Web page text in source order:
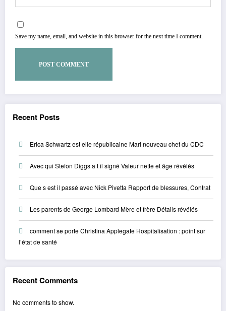
Save my name, email, and website in this browser for the next time I comment.
Recent Posts
Erica Schwartz est elle républicaine Mari nouveau chef du CDC
Avec qui Stefon Diggs a t il signé Valeur nette et âge révélés
Que s est il passé avec Nick Pivetta Rapport de blessures, Contrat
Les parents de George Lombard Mère et frère Détails révélés
comment se porte Christina Applegate Hospitalisation : point sur
l’état de santé
Recent Comments
No comments to show.